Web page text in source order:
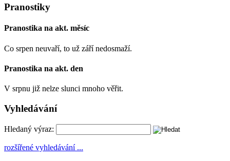
Pranostiky
Pranostika na akt. měsíc
Co srpen neuvaří, to už září nedosmaží.
Pranostika na akt. den
V srpnu již nelze slunci mnoho věřit.
Vyhledávání
Hledaný výraz:
rozšířené vyhledávání ...